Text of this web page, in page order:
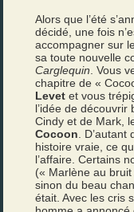
Alors que l’été
décidé, une fois
accompagner sur
sa toute nouvelle
Carglequin . Vous
chapitre de «
Levet et vous
l’idée de
Cindy et de Mark,
Cocoon .
histoire vraie, ce
l’affaire. Certains
(« Marlène au
sinon du beau
était. Avec les cris